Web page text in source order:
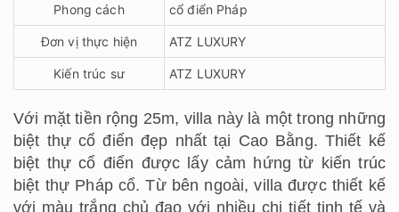
Phong cách cổ điển Pháp
Đơn vị thực hiện ATZ LUXURY
Kiến trúc sư ATZ LUXURY
Với mặt tiền rộng 25m, villa này là một trong những
biệt thự cổ điển đẹp nhất tại Cao Bằng. Thiết kế
biệt thự cổ điển được lấy cảm hứng từ kiến trúc
biệt thự Pháp cổ. Từ bên ngoài, villa được thiết kế
với màu trắng chủ đạo với nhiều chi tiết tinh tế và